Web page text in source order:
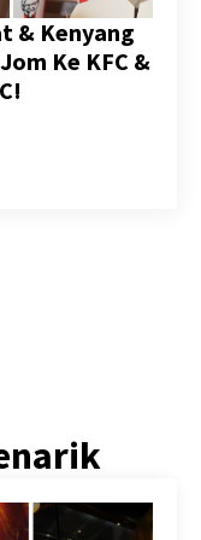
& Kenyang
Ke KFC &